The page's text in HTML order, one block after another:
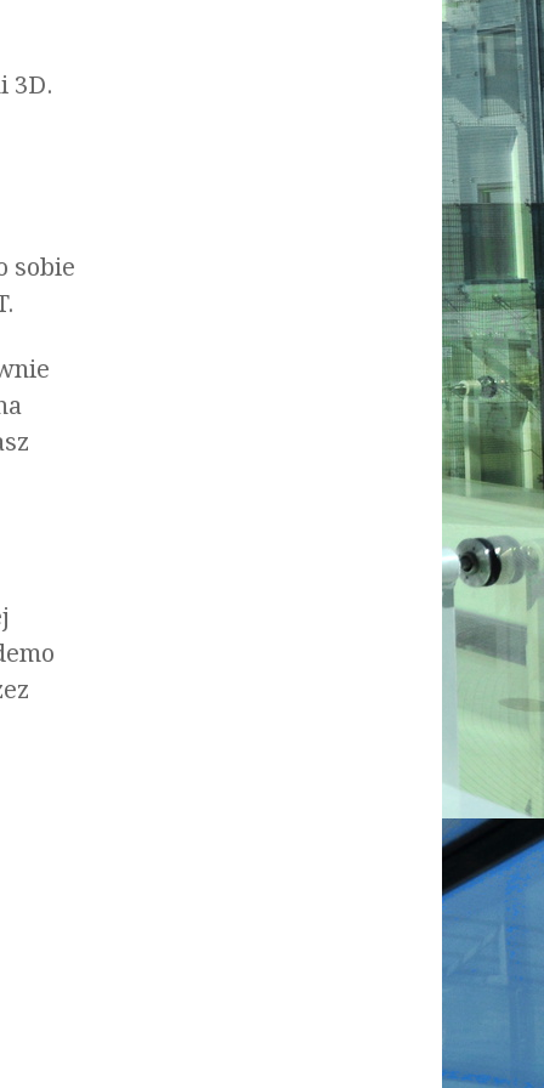
3D.
sobie